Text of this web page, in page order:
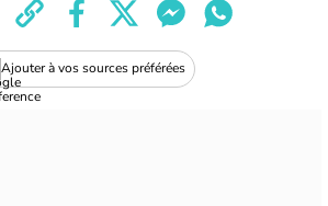
Ajouter à vos sources préférées